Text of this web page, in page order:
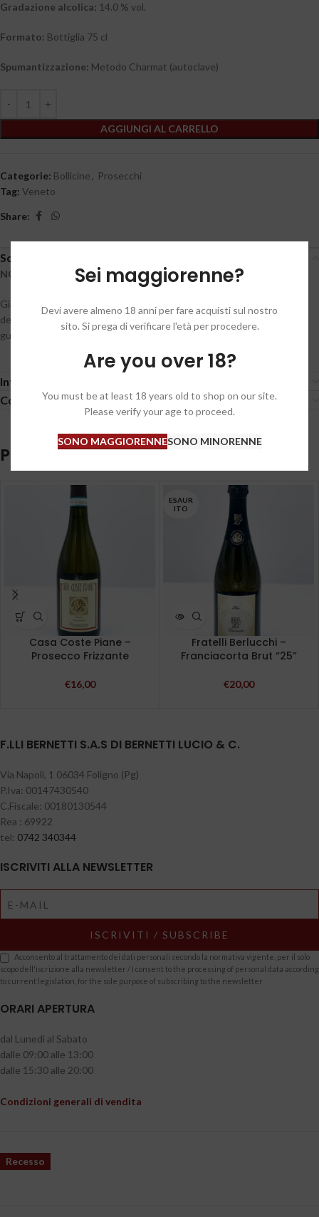
Sei maggiorenne?
Devi avere almeno 18 anni per fare acquisti sul nostro
sito. Si prega di verificare l'età per procedere.
Are you over 18?
You must be at least 18 years old to shop on our site.
Please verify your age to proceed.
SONO MAGGIORENNESONO MINORENNE
Gradazione alcolica: 14.0 % vol.
Formato: Bottiglia 75 cl
Spumantizzazione: Metodo Charmat (autoclave)
AGGIUNGI AL CARRELLO
Categorie: Bollicine , Prosecchi
Tag: Veneto
Share:
Scheda tecnica
NOTE DI DEGUSTAZIONE
Giallo paglierino scarico con perlage fine e persistente, al naso risulta
delicato, elegante e fruttato, preponderante la mela, con note floreali,
gusto sapido ed invitante con una buona vena aromatica.
Informazioni aggiuntive
Condizioni generali / General conditions
Prodotti correlati
Casa Coste Piane –
Prosecco Frizzante
€16,00
ESAUR
ITO
Fratelli Berlucchi –
Franciacorta Brut “25”
€20,00
F.LLI BERNETTI S.A.S DI BERNETTI LUCIO & C.
Via Napoli, 1 06034 Foligno (Pg)
P.Iva: 00147430540
C.Fiscale: 00180130544
Rea : 69922
tel: 0742 340344
ISCRIVITI ALLA NEWSLETTER
Acconsento al trattamento dei dati personali secondo la normativa vigente, per il solo
scopo dell'iscrizione alla newsletter / I consent to the processing of personal data according
to current legislation, for the sole purpose of subscribing to the newsletter
ORARI APERTURA
dal Lunedì al Sabato
dalle 09:00 alle 13:00
dalle 15:30 alle 20:00
Condizioni generali di vendita
Recesso